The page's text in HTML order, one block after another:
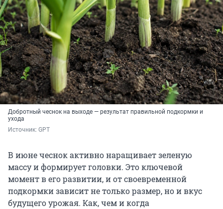
Добротный чеснок на выходе — результат правильной подкормки и
ухода
Источник: GPT
В июне чеснок активно наращивает зеленую
массу и формирует головки. Это ключевой
момент в его развитии, и от своевременной
подкормки зависит не только размер, но и вкус
будущего урожая. Как, чем и когда